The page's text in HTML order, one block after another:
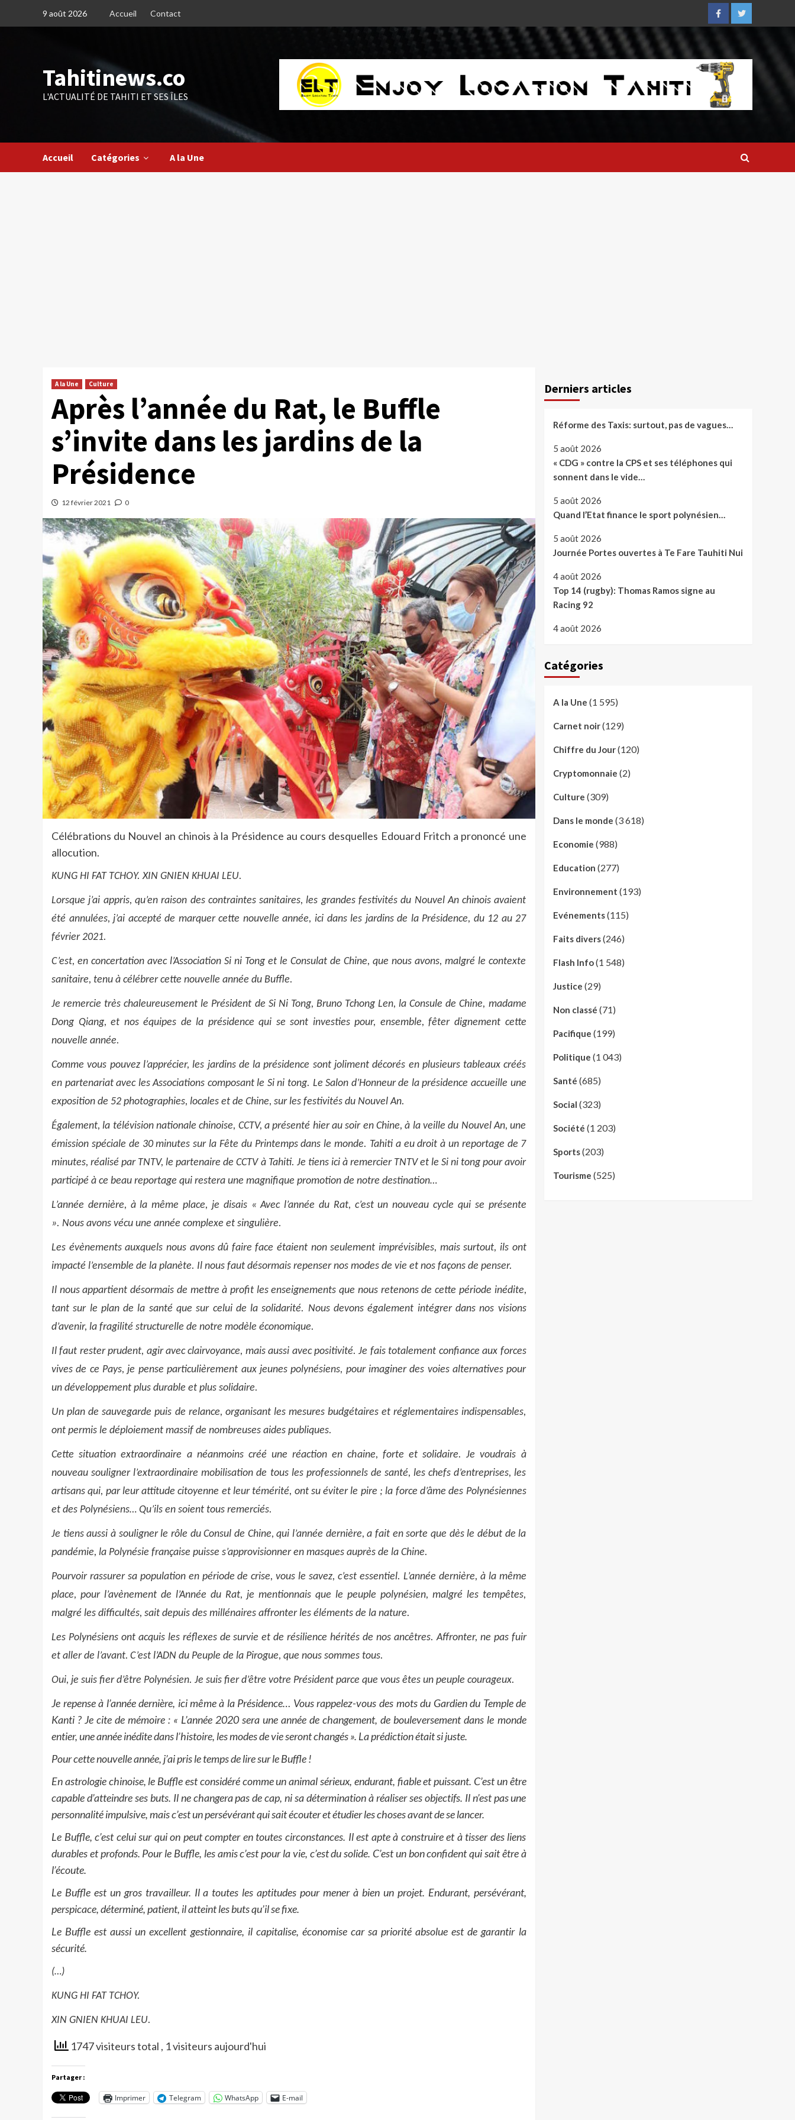
9 août 2026 Accueil Contact
FacebookTwitter
Tahitinews.co
L'ACTUALITÉ DE TAHITI ET SES ÎLES
Accueil Catégories A la Une
A la Une Culture
Après l’année du Rat, le Buffle
s’invite dans les jardins de la
Présidence
12 février 2021 0
Célébrations du Nouvel an chinois à la Présidence au cours desquelles Edouard Fritch a prononcé une
allocution.
KUNG HI FAT TCHOY.XIN GNIEN KHUAI LEU.
Lorsque j’ai appris, qu’en raison des contraintes sanitaires, les grandes festivités du Nouvel An chinois avaient
été annulées, j’ai accepté de marquer cette nouvelle année, ici dans les jardins de la Présidence, du 12 au 27
février 2021.
C’est, en concertation avec l’Association Si ni Tong et le Consulat de Chine, que nous avons, malgré le contexte
sanitaire, tenu à célébrer cette nouvelle année du Buffle.
Je remercie très chaleureusement le Président de Si Ni Tong, Bruno Tchong Len, la Consule de Chine, madame
Dong Qiang, et nos équipes de la présidence qui se sont investies pour, ensemble, fêter dignement cette
nouvelle année.
Comme vous pouvez l’apprécier, les jardins de la présidence sont joliment décorés en plusieurs tableaux créés
en partenariat avec les Associations composant le Si ni tong. Le Salon d’Honneur de la présidence accueille une
exposition de 52 photographies, locales et de Chine, sur les festivités du Nouvel An.
Également, la télévision nationale chinoise, CCTV, a présenté hier au soir en Chine, à la veille du Nouvel An, une
émission spéciale de 30 minutes sur la Fête du Printemps dans le monde. Tahiti a eu droit à un reportage de 7
minutes, réalisé par TNTV, le partenaire de CCTV à Tahiti. Je tiens ici à remercier TNTV et le Si ni tong pour avoir
participé à ce beau reportage qui restera une magnifique promotion de notre destination…
L’année dernière, à la même place, je disais «Avec l’année du Rat, c’est un nouveau cycle qui se présente
». Nous avons vécu une année complexe et singulière.
Les évènements auxquels nous avons dû faire face étaient non seulement imprévisibles, mais surtout, ils ont
impacté l’ensemble de la planète. Il nous faut désormais repenser nos modes de vie et nos façons de penser.
Il nous appartient désormais de mettre à profit les enseignements que nous retenons de cette période inédite,
tant sur le plan de la santé que sur celui de la solidarité. Nous devons également intégrer dans nos visions
d’avenir, la fragilité structurelle de notre modèle économique.
Il faut rester prudent, agir avec clairvoyance, mais aussi avec positivité. Je fais totalement confiance aux forces
vives de ce Pays, je pense particulièrement aux jeunes polynésiens, pour imaginer des voies alternatives pour
un développement plus durable et plus solidaire.
Un plan de sauvegarde puis de relance, organisant les mesures budgétaires et réglementaires indispensables,
ont permis le déploiement massif de nombreuses aides publiques.
Cette situation extraordinaire a néanmoins créé une réaction en chaine, forte et solidaire. Je voudrais à
nouveau souligner l’extraordinaire mobilisation de tous les professionnels de santé, les chefs d’entreprises, les
artisans qui, par leur attitude citoyenne et leur témérité, ont su éviter le pire ; la force d’âme des Polynésiennes
et des Polynésiens… Qu’ils en soient tous remerciés.
Je tiens aussi à souligner le rôle du Consul de Chine, qui l’année dernière, a fait en sorte que dès le début de la
pandémie, la Polynésie française puisse s’approvisionner en masques auprès de la Chine.
Pourvoir rassurer sa population en période de crise, vous le savez, c’est essentiel. L’année dernière, à la même
place, pour l’avènement de l’Année du Rat, je mentionnais que le peuple polynésien, malgré les tempêtes,
malgré les difficultés, sait depuis des millénaires affronter les éléments de la nature.
Les Polynésiens ont acquis les réflexes de survie et de résilience hérités de nos ancêtres. Affronter, ne pas fuir
et aller de l’avant. C’est l’ADN du Peuple de la Pirogue, que nous sommes tous.
Oui, je suis fier d’être Polynésien. Je suis fier d’être votre Président parce que vous êtes un peuple courageux.
Je repense à l’année dernière, ici même à la Présidence… Vous rappelez-vous des mots du Gardien du Temple de
Kanti ? Je cite de mémoire : « L’année 2020 sera une année de changement, de bouleversement dans le monde
entier, une année inédite dans l’histoire, les modes de vie seront changés». La prédiction était si juste.
Pour cette nouvelle année, j’ai pris le temps de lire sur le Buffle !
En astrologie chinoise, le Buffle est considéré comme un animal sérieux, endurant, fiable et puissant. C’est un être
capable d’atteindre ses buts. Il ne changera pas de cap, ni sa détermination à réaliser ses objectifs. Il n’est pas une
personnalité impulsive, mais c’est un persévérant qui sait écouter et étudier les choses avant de se lancer.
Le Buffle, c’est celui sur qui on peut compter en toutes circonstances. Il est apte à construire et à tisser des liens
durables et profonds. Pour le Buffle, les amis c’est pour la vie, c’est du solide. C’est un bon confident qui sait être à
l’écoute.
Le Buffle est un gros travailleur. Il a toutes les aptitudes pour mener à bien un projet. Endurant, persévérant,
perspicace, déterminé, patient, il atteint les buts qu’il se fixe.
Le Buffle est aussi un excellent gestionnaire, il capitalise, économise car sa priorité absolue est de garantir la
sécurité.
(…)
KUNG HI FAT TCHOY.
XIN GNIEN KHUAI LEU.
1747 visiteurs total , 1 visiteurs aujourd'hui
Partager :
Imprimer Telegram WhatsApp E-mail
Derniers articles
Réforme des Taxis: surtout, pas de vagues…
5 août 2026
« CDG » contre la CPS et ses téléphones qui
sonnent dans le vide…
5 août 2026
Quand l’Etat finance le sport polynésien…
5 août 2026
Journée Portes ouvertes à Te Fare Tauhiti Nui
4 août 2026
Top 14 (rugby): Thomas Ramos signe au
Racing 92
4 août 2026
Catégories
A la Une (1 595)
Carnet noir(129)
Chiffre du Jour(120)
Cryptomonnaie (2)
Culture (309)
Dans le monde (3 618)
Economie (988)
Education (277)
Environnement (193)
Evénements(115)
Faits divers(246)
Flash Info(1 548)
Justice (29)
Non classé (71)
Pacifique (199)
Politique (1 043)
Santé (685)
Social (323)
Société (1 203)
Sports(203)
Tourisme (525)